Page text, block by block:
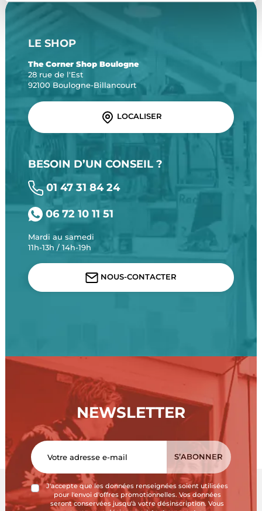
LE SHOP
The Corner Shop Boulogne
28 rue de l'Est
92100 Boulogne-Billancourt
LOCALISER
BESOIN D’UN CONSEIL ?
01 47 31 84 24
06 72 10 11 51
Mardi au samedi
11h-13h / 14h-19h
NOUS-CONTACTER
NEWSLETTER
J'accepte que les données renseignées soient utilisées
pour l'envoi d'offres promotionnelles. Vos données
seront conservées jusqu'à votre désinscription. Vous